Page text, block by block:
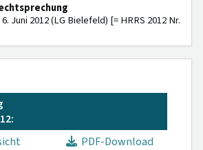
Juni 2012 (LG Bielefeld) [= HRRS 2012 Nr.
PDF-Download